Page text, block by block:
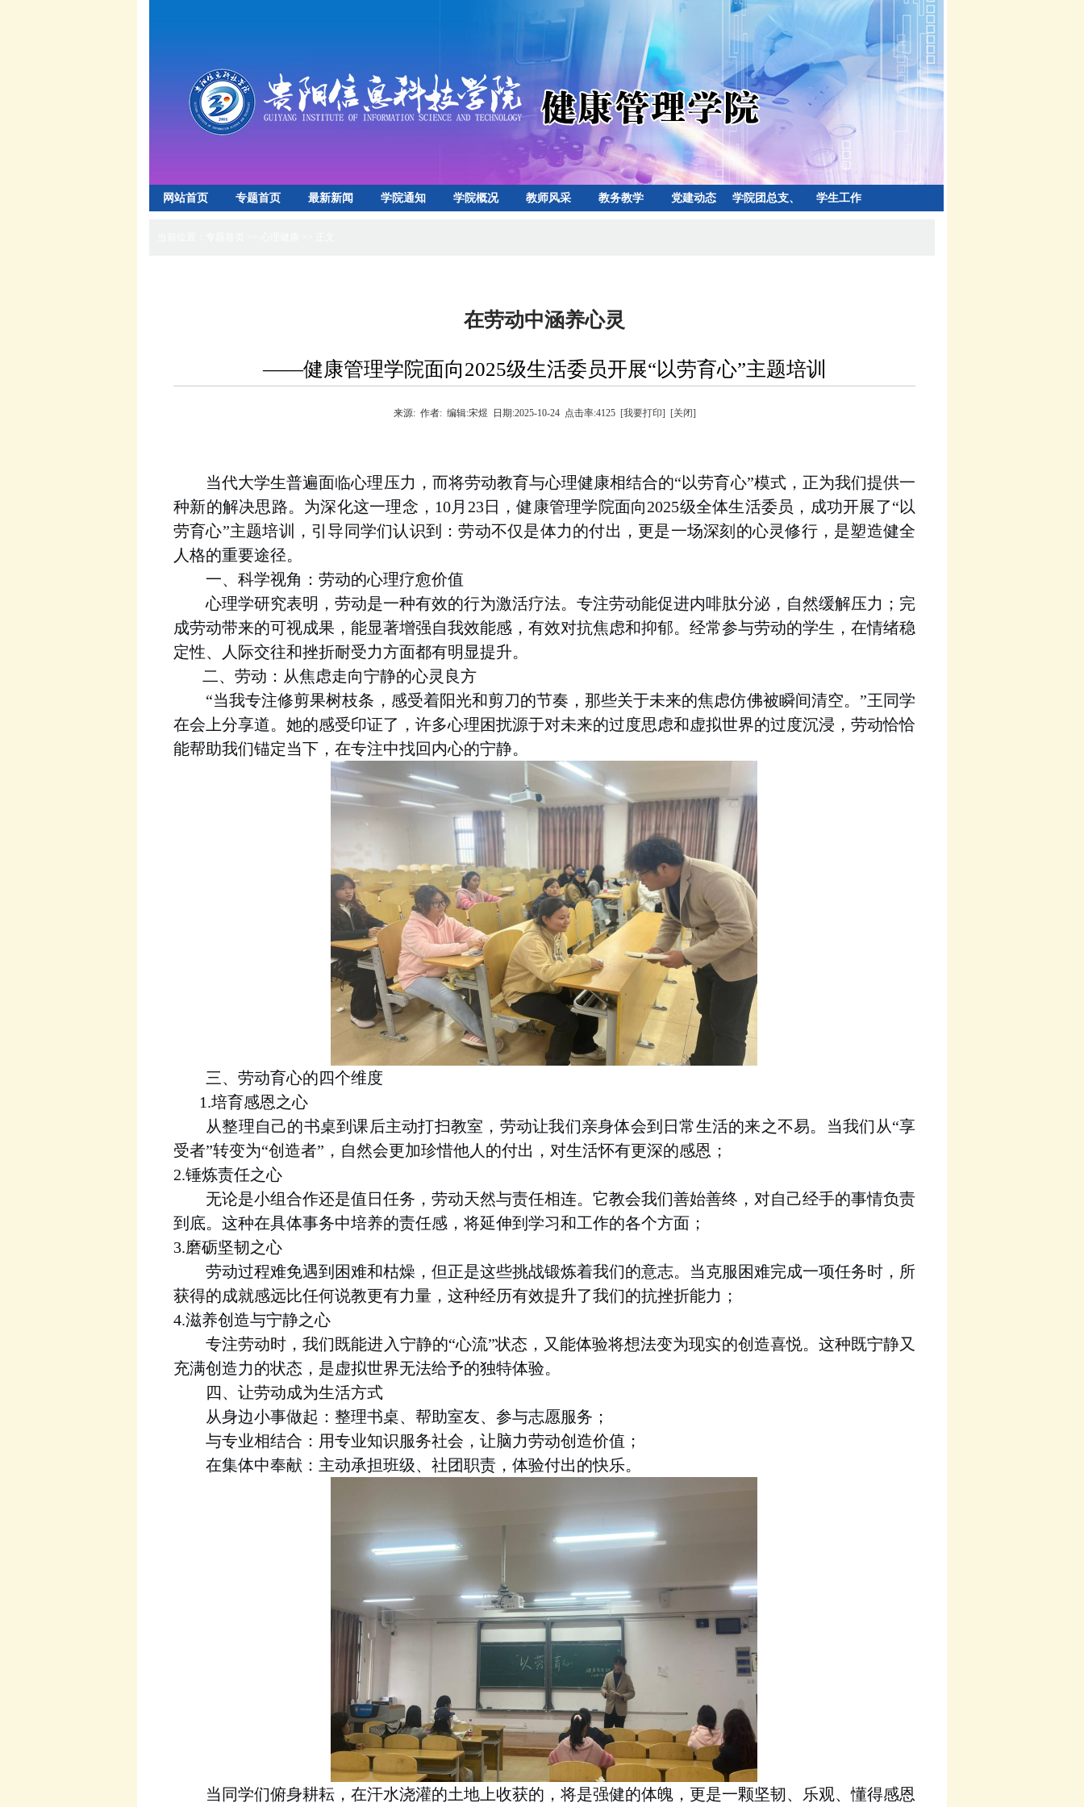
网站首页 专题首页 最新新闻 学院通知 学院概况 教师风采 教务教学 党建动态 学院团总支、 学生工作
在劳动中涵养心灵
——健康管理学院面向2025级生活委员开展“以劳育心”主题培训
来源:作者:编辑:宋煜 日期:2025-10-24点击率:4125 [我要打印] [关闭]
当代大学生普遍面临心理压力，而将劳动教育与心理健康相结合的“以劳育心”模式，正为我们提供一
种新的解决思路。为深化这一理念， 10月23日 ，健康管理学院面向2025级全体生活委员，成功开展了“以
劳育心”主题培训，引导同学们认识到：劳动不仅是体力的付出，更是一场深刻的心灵修行，是塑造健全
人格的重要途径。
一、科学视角：劳动的心理疗愈价值
心理学研究表明，劳动是一种有效的行为激活疗法。专注劳动能促进内啡肽分泌，自然缓解压力；完
成劳动带来的可视成果，能显著增强自我效能感，有效对抗焦虑和抑郁。经常参与劳动的学生，在情绪稳
定性、人际交往和挫折耐受力方面都有明显提升。
二、 劳动：从焦虑走向宁静的心灵良方
“当我专注修剪果树枝条，感受着阳光和剪刀的节奏，那些关于未来的焦虑仿佛被瞬间清空。 ”王同学
在会上分享道。 她的感受印证了， 许多心理困扰源于对未来的过度思虑和虚拟世界的过度沉浸 ， 劳动恰恰
能帮助我们锚定当下，在专注中找回内心的宁静。
三、劳动育心的四个维度
1.培育感恩之心
从整理自己的书桌到课后主动打扫教室 ，劳动让我们亲身体会到日常生活的来之不易。当我们从“享
受者”转变为“创造者” ，自然会更加珍惜他人的付出，对生活怀有更深的感恩 ；
2.锤炼责任之心
无论是小组合作还是值日任务，劳动天然与责任相连。它教会我们善始善终，对自己经手的事情负责
到底。这种在具体事务中培养的责任感，将延伸到学习和工作的各个方面 ；
3.磨砺坚韧之心
劳动过程难免遇到困难和枯燥，但正是这些挑战锻炼着我们的意志。当克服困难完成一项任务时，所
获得的成就感远比任何说教更有力量，这种经历有效提升了我们的抗挫折能力 ；
4.滋养创造与宁静之心
专注劳动时，我们既能进入宁静的“心流”状态，又能体验将想法变为现实的创造喜悦。这种既宁静又
充满创造力的状态，是虚拟世界无法给予的独特体验。
四、 让劳动成为生活方式
从身边小事做起 ： 整理书桌、帮助室友、参与志愿服务 ；
与专业相结合 ： 用专业知识服务社会，让脑力劳动创造价值 ；
在集体中奉献 ： 主动承担班级、社团职责，体验付出的快乐。
当同学们俯身耕耘，在汗水浇灌的土地上收获的，将是强健的体魄，更是一颗坚韧、乐观、懂得感恩